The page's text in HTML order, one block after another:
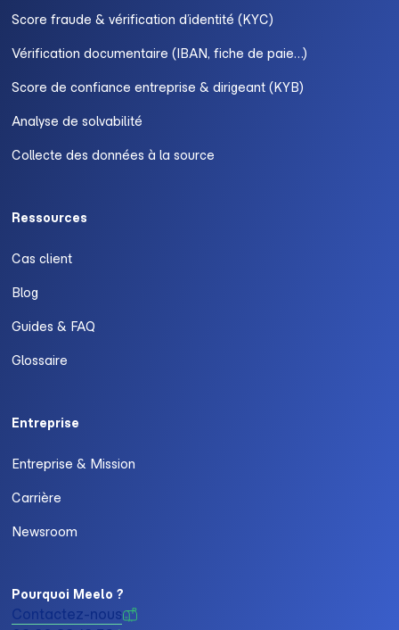
Score fraude & vérification d’identité (KYC)
Vérification documentaire (IBAN, fiche de paie…)
Score de confiance entreprise & dirigeant (KYB)
Analyse de solvabilité
Collecte des données à la source
Ressources
Cas client
Blog
Guides & FAQ
Glossaire
Entreprise
Entreprise & Mission
Carrière
Newsroom
Pourquoi Meelo ?
Contactez-nous